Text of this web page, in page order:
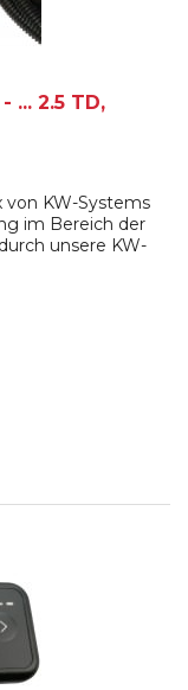
... 2.5 TD,
KW-Systems
im Bereich der
unsere KW-